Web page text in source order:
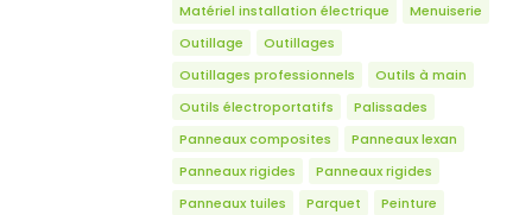
Matériel installation électrique
Menuiserie
Outillage
Outillages
Outillages professionnels
Outils à main
Outils électroportatifs
Palissades
Panneaux composites
Panneaux lexan
Panneaux rigides
Panneaux rigides
Panneaux tuiles
Parquet
Peinture